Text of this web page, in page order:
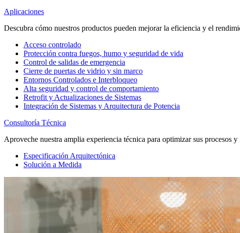
Aplicaciones
Descubra cómo nuestros productos pueden mejorar la eficiencia y el
Acceso controlado
Protección contra fuegos, humo y seguridad de vida
Control de salidas de emergencia
Cierre de puertas de vidrio y sin marco
Entornos Controlados e Interbloqueo
Alta seguridad y control de comportamiento
Retrofit y Actualizaciones de Sistemas
Integración de Sistemas y Arquitectura de Potencia
Consultoría Técnica
Aproveche nuestra amplia experiencia técnica para optimizar sus procesos
Especificación Arquitectónica
Solución a Medida